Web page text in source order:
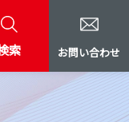
索 お問い合わせ